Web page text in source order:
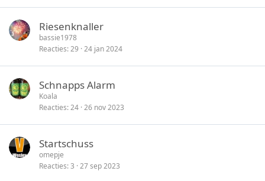
Riesenknaller
bassie1978
Reacties 29 24 jan 2024
Schnapps Alarm
Koala
Reacties 24 26 nov 2023
Startschuss
omepje
Reacties 3 27 sep 2023